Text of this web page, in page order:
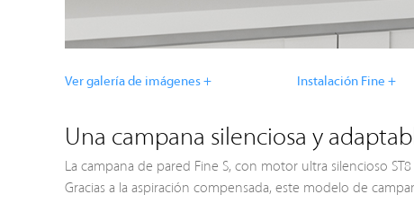
Ver galería de imágenes + Instalación Fine +
Una campana silenciosa y
La campana de pared Fine S, con motor ultra silencioso
Gracias a la aspiración compensada, este modelo de